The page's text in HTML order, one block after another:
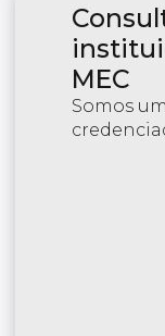
MEC
Somos